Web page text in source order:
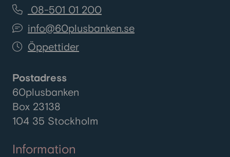
08-501 01 200
info@60plusbanken.se
Öppettider
Postadress
60plusbanken
Box 23138
104 35 Stockholm
Information